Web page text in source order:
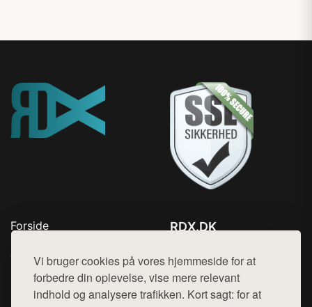
Vi bruger cookies på vores hjemmeside for at
forbedre din oplevelse, vise mere relevant
indhold og analysere trafikken. Kort sagt: for at
Forside
Top Rabatter
Blog
Kontakt
RDX.DK
Mail: hej@want.dk
Cookie- og privatlivspolitik